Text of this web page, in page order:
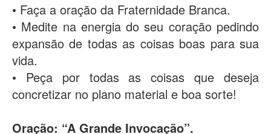
• Faça a oração da Fraternidade Branca.
• Medite na energia do seu coração pedindo
expansão de todas as coisas boas para sua
vida.
• Peça por todas as coisas que deseja
concretizar no plano material e boa sorte!
Oração: “A Grande Invocação”.